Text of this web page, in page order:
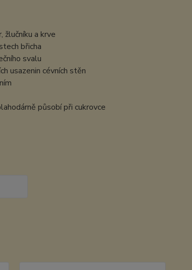
žlučníku a krve
břicha
svalu
usazenin cévních stěn
působí při cukrovce